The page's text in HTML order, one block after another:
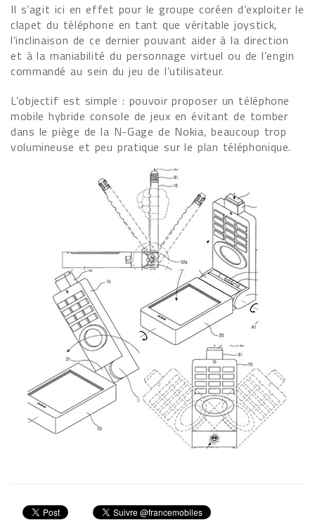
Il s’agit ici en effet pour le groupe coréen d’exploiter le
clapet du téléphone en tant que véritable joystick,
l’inclinaison de ce dernier pouvant aider à la direction
et à la maniabilité du personnage virtuel ou de l’engin
commandé au sein du jeu de l’utilisateur.
L’objectif est simple : pouvoir proposer un téléphone
mobile hybride console de jeux en évitant de tomber
dans le piège de la N-Gage de Nokia, beaucoup trop
volumineuse et peu pratique sur le plan téléphonique.